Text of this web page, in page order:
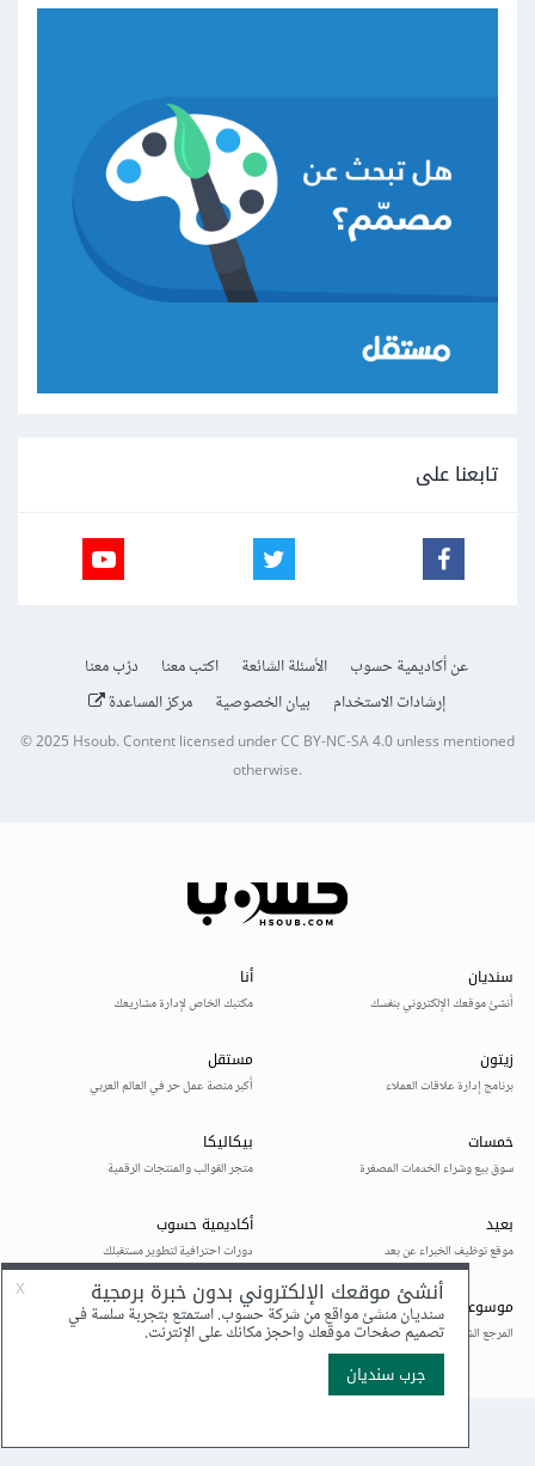
تابعنا على
عن أكاديمية حسوب الأسئلة الشائعة اكتب معنا
درّب معنا
إرشادات الاستخدام
بيان الخصوصية مركز المساعدة
© 2025Hsoub.Content licensed underCC BY-NC-SA 4.0unless mentioned
otherwise.